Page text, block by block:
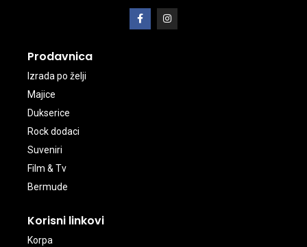
Prodavnica
Izrada po želji
Majice
Dukserice
Rock dodaci
Suveniri
Film & Tv
Bermude
Korisni linkovi
Korpa